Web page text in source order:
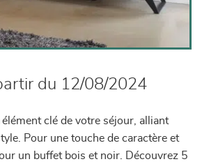
du 12/08/2024
élément clé de votre séjour, alliant
Pour une touche de caractère et
un buffet bois et noir. Découvrez 5